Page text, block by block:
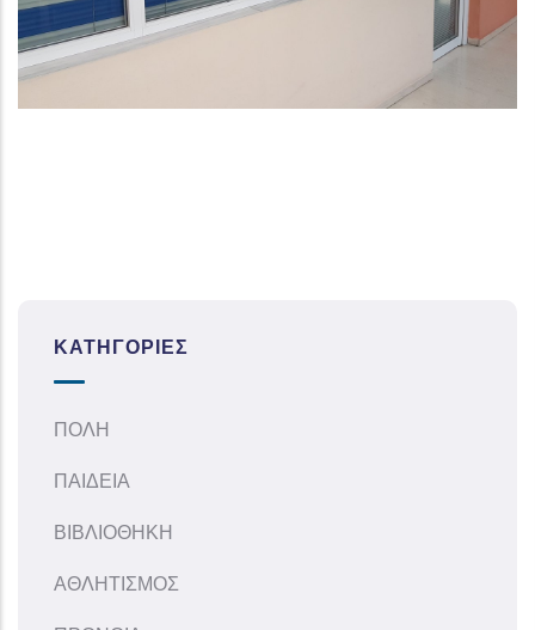
ΚΑΤΗΓΟΡΊΕΣ
ΠΟΛΗ
ΠΑΙΔΕΙΑ
ΒΙΒΛΙΟΘΗΚΗ
ΑΘΛΗΤΙΣΜΟΣ